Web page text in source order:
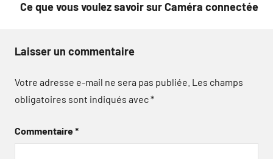
Ce que vous voulez savoir sur Caméra connectée
Laisser un commentaire
Votre adresse e-mail ne sera pas publiée. Les champs
obligatoires sont indiqués avec*
Commentaire*